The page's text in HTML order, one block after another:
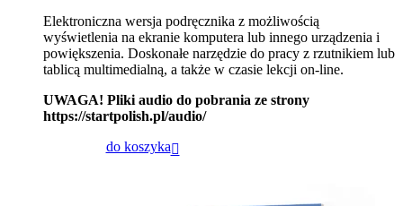
Elektroniczna wersja podręcznika z możliwością
wyświetlenia na ekranie komputera lub innego urządzenia i
powiększenia. Doskonałe narzędzie do pracy z rzutnikiem lub
tablicą multimedialną, a także w czasie lekcji on-line.
UWAGA! Pliki audio do pobrania ze strony
https://startpolish.pl/audio/
do koszyka